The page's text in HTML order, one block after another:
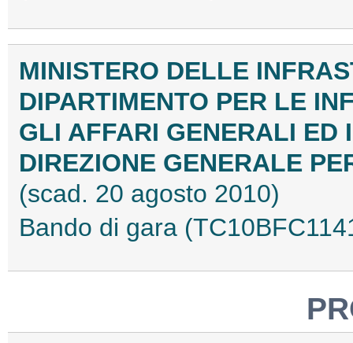
MINISTERO DELLE
DIPARTIMENTO PER LE
GLI AFFARI GENERALI ED
DIREZIONE GENERALE
(scad. 20 agosto 2010)
Bando di gara